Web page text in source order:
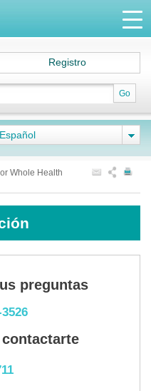
Go
Registro
Español
Whole Health
preguntas